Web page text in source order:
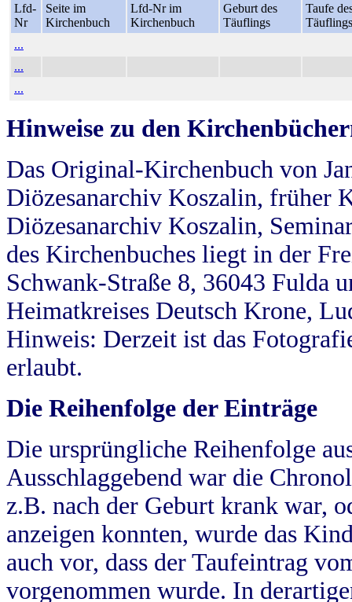
Lfd-
Nr
Seite im
Kirchenbuch
Lfd-Nr im
Kirchenbuch
Geburt des
Täuflings
Taufe
Täuflings
...
...
...
Hinweise zu den
Das Original-Kirchenbuch von
Diözesanarchiv Koszalin, früher
Diözesanarchiv Koszalin,
des Kirchenbuches liegt in der
Schwank-Straße 8, 36043 Fulda
Heimatkreises Deutsch Krone,
Hinweis: Derzeit ist das
erlaubt.
Die Reihenfolge der Einträge
Die ursprüngliche Reihenfolge
Ausschlaggebend war die
z.B. nach der Geburt krank war,
anzeigen konnten, wurde das
auch vor, dass der Taufeintrag
vorgenommen wurde. In